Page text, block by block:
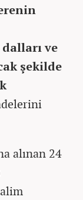
ve
şekilde
alınan 24